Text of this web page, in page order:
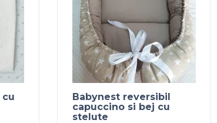
cu
Babynest reversibil
capuccino si bej cu
stelute